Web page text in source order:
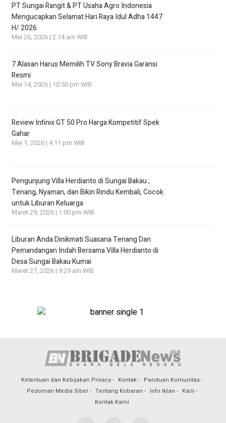
PT Sungai Rangit & PT Usaha Agro Indonesia
Mengucapkan Selamat Hari Raya Idul Adha 1447
H/ 2026
Mei 26, 2026 | 2:14 am WIB
7 Alasan Harus Memilih TV Sony Bravia Garansi
Resmi
Mei 14, 2026 | 10:50 pm WIB
Review Infinix GT 50 Pro Harga Kompetitif Spek
Gahar
Mei 1, 2026 | 4:11 pm WIB
Pengunjung Villa Herdianto di Sungai Bakau ;
Tenang, Nyaman, dan Bikin Rindu Kembali, Cocok
untuk Liburan Keluarga
Maret 29, 2026 | 1:00 pm WIB
Liburan Anda Dinikmati Suasana Tenang Dan
Pemandangan Indah Bersama Villa Herdianto di
Desa Sungai Bakau Kumai
Maret 27, 2026 | 9:29 am WIB
Ketentuan dan Kebijakan Privacy Kontak
Panduan Komunitas
Pedoman Media Siber
Tentang Kobaran Info Iklan
Karir
Kontak Kami